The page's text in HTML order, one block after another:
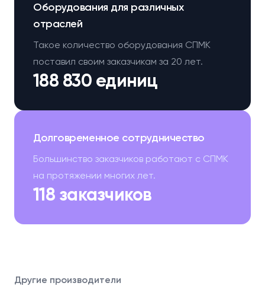
188 830 единиц
Оборудования для различных
отраслей
Такое количество оборудования СПМК
поставил своим заказчикам за 20 лет.
118 заказчиков
Долговременное сотрудничество
Большинство заказчиков работают с СПМК
на протяжении многих лет.
Другие производители